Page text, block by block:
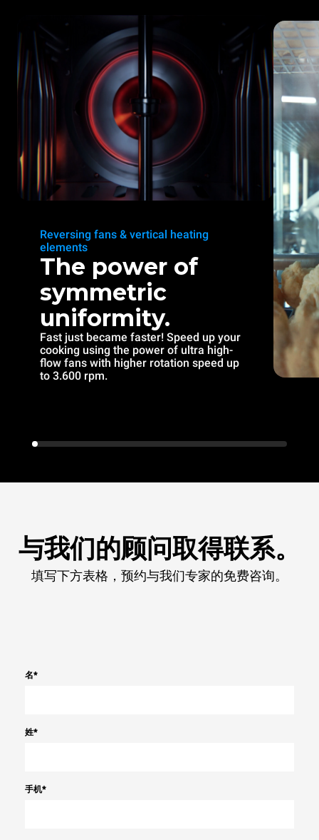
Reversing fans & vertical heating
elements
The power of
symmetric
uniformity.
Fast just became faster! Speed up your
cooking using the power of ultra high-
flow fans with higher rotation speed up
to 3.600 rpm.
与我们的顾问取得联系。
填写下方表格，预约与我们专家的免费咨询。
名*
姓*
手机*